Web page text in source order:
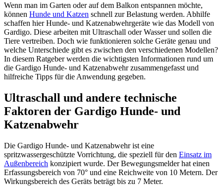
Wenn man im Garten oder auf dem Balkon entspannen möchte,
können Hunde und Katzen schnell zur Belastung werden. Abhilfe
schaffen hier Hunde- und Katzenabwehrgeräte wie das Modell von
Gardigo. Diese arbeiten mit Ultraschall oder Wasser und sollen die
Tiere vertreiben. Doch wie funktionieren solche Geräte genau und
welche Unterschiede gibt es zwischen den verschiedenen Modellen?
In diesem Ratgeber werden die wichtigsten Informationen rund um
die Gardigo Hunde- und Katzenabwehr zusammengefasst und
hilfreiche Tipps für die Anwendung gegeben.
Ultraschall und andere technische
Faktoren der Gardigo Hunde- und
Katzenabwehr
Die Gardigo Hunde- und Katzenabwehr ist eine
spritzwassergeschützte Vorrichtung, die speziell für den Einsatz im
Außenbereich konzipiert wurde. Der Bewegungsmelder hat einen
Erfassungsbereich von 70° und eine Reichweite von 10 Metern. Der
Wirkungsbereich des Geräts beträgt bis zu 7 Meter.